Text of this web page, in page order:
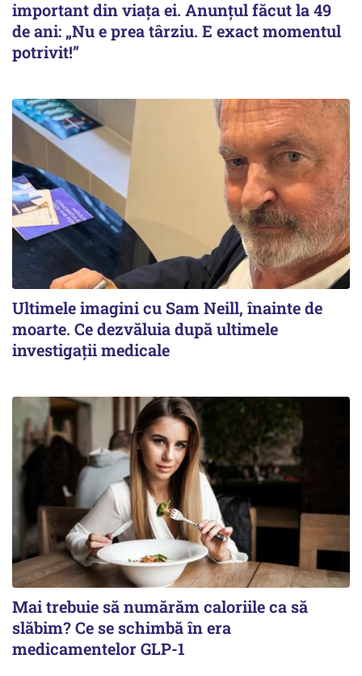
important din viața ei. Anunțul făcut la 49
de ani: „Nu e prea târziu. E exact momentul
potrivit!”
Ultimele imagini cu Sam Neill, înainte de
moarte. Ce dezvăluia după ultimele
investigații medicale
Mai trebuie să numărăm caloriile ca să
slăbim? Ce se schimbă în era
medicamentelor GLP-1